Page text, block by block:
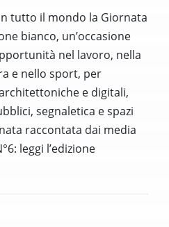
tutto il mondo la Giornata
bianco, un’occasione
nel lavoro, nella
e nello sport, per
e digitali,
segnaletica e spazi
raccontata dai media
leggi l’edizione